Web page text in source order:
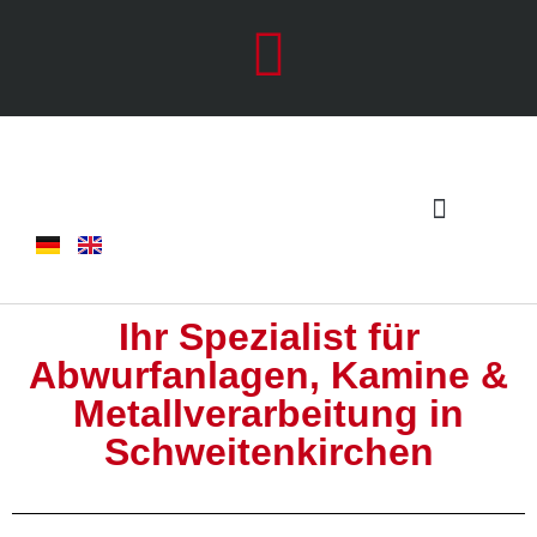
Ihr Spezialist für
Abwurfanlagen, Kamine &
Metallverarbeitung in
Schweitenkirchen